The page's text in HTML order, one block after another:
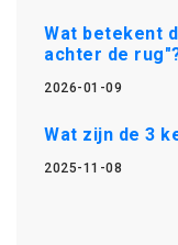
Wat betekent
achter de
2026-01-09
Wat zijn de 3
2025-11-08